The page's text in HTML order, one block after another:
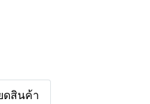
ดสินค้า